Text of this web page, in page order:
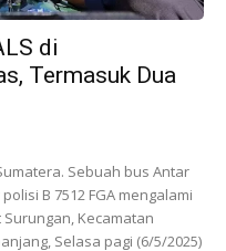
di
Termasuk Dua
Sebuah bus Antar
B 7512 FGA mengalami
Kecamatan
Selasa pagi (6/5/2025)